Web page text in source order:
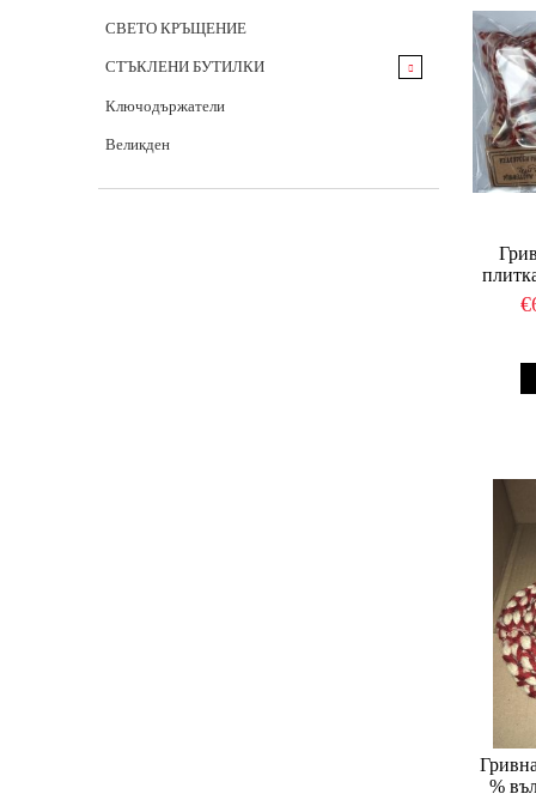
Материали за ръчна изработка
Ритуални свещи
Книги за пожелания
Запалки с надписи и послания
Дървени кутии
СВЕТО КРЪЩЕНИЕ
СТЪКЛЕНИ БУТИЛКИ
Бутилки 1000мл
Бутилки 750 мл
Ключодържатели
Великден
%